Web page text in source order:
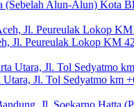
(Sebelah Alun-Alun) Kota
Jl. Peureulak Lokop KM
Jl. Tol Sedyatmo km